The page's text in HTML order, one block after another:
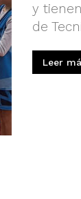
y
de
Leer